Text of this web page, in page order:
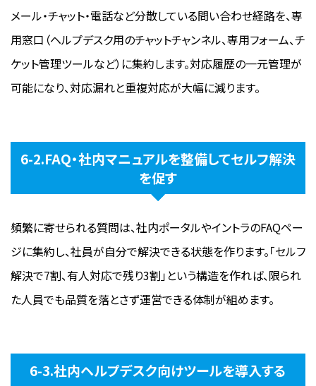
メール・チャット・電話など分散している問い合わせ経路を、専
用窓口（ヘルプデスク用のチャットチャンネル、専用フォーム、チ
ケット管理ツールなど）に集約します。対応履歴の一元管理が
可能になり、対応漏れと重複対応が大幅に減ります。
6-2.FAQ・社内マニュアルを整備してセルフ解決
を促す
頻繁に寄せられる質問は、社内ポータルやイントラのFAQペー
ジに集約し、社員が自分で解決できる状態を作ります。「セルフ
解決で7割、有人対応で残り3割」という構造を作れば、限られ
た人員でも品質を落とさず運営できる体制が組めます。
6-3.社内ヘルプデスク向けツールを導入する